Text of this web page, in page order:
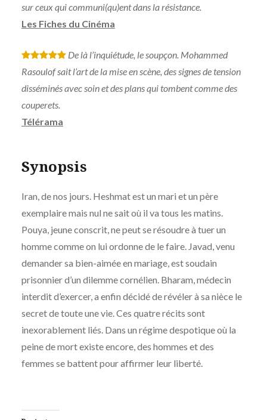
sur ceux qui communi(qu)ent dans la résistance.
Les Fiches du Cinéma
* * * * *De là l’inquiétude, le soupçon. Mohammed
Rasoulof sait l’art de la mise en scène, des signes de tension
disséminés avec soin et des plans qui tombent comme des
couperets.
Télérama
Synopsis
Iran, de nos jours. Heshmat est un mari et un père
exemplaire mais nul ne sait où il va tous les matins.
Pouya, jeune conscrit, ne peut se résoudre à tuer un
homme comme on lui ordonne de le faire. Javad, venu
demander sa bien-aimée en mariage, est soudain
prisonnier d’un dilemme cornélien. Bharam, médecin
interdit d’exercer, a enfin décidé de révéler à sa nièce le
secret de toute une vie. Ces quatre récits sont
inexorablement liés. Dans un régime despotique où la
peine de mort existe encore, des hommes et des
femmes se battent pour affirmer leur liberté.